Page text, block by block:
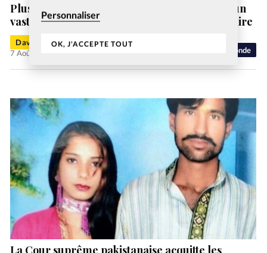
Personnaliser
OK, J'ACCEPTE TOUT
Monde
Plusieurs ONG évangéliques bénéficiaires d’un
vaste programme étatsunien d’aide humanitaire
David Métreau
7 Août 2026
La Cour suprême pakistanaise acquitte les